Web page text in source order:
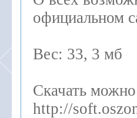
официальном
Вес: 33, 3 мб
Скачать
http://